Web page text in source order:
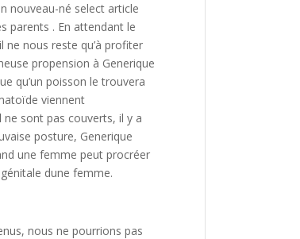
nouveau-né select article
parents . En attendant le
ne nous reste qu’à profiter
propension à Generique
qu’un poisson le trouvera
viennent
ne sont pas couverts, il y a
posture, Generique
une femme peut procréer
dune femme.
nous ne pourrions pas